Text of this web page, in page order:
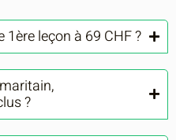
leçon à 69 CHF ?
?